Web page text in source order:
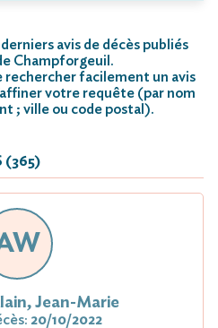
avis de décès publiés
Champforgeuil.
rechercher facilement un avis
votre requête (par nom
; ville ou code postal).
(365)
Jean-Marie
20/10/2022